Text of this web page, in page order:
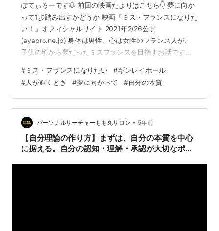
ぽてぃろーです🐶 前回の映画たよりはこちら👇 夢に向か
って1歩踏み出すかどうか 映画『ミス・フランスになりた
い！』オフィシャルサイト 2021年2/26公開
(ayapro.ne.jp) 身体は男性、心は女性のフランス人が、
子供の頃から夢だったミスフランスを目指すお話です。
っていましたけど、こういうのって万国共通なのです
ね。 この人はみんなの前で「ミスフランスになりた
い！」というのです。 そんなシーンから始まり、一瞬で
物語に入り込める映画でした。 難しい夢って憧れて終わ
りがち この、見かけが男の子。とっても中性なんです。
女の子に見られること…
#ミス・フランスになりたい #ギンレイホール
#人が輝くとき #夢に向かって #自分の本質
パーソナルサーチャーもも丸サロン • 5年前
【自分理論の作り方】まずは、自分の本質を中心
に据える。自分の認知・理解・承認が大切なポイ